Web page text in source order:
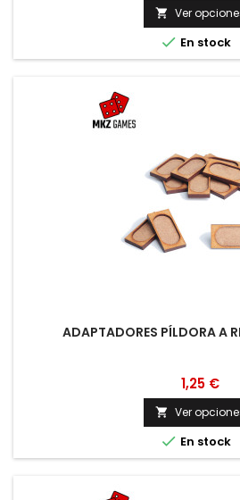
 Ver
 En stock
ADAPTADORES PÍLDORA A
1,25 €
 Ver
 En stock